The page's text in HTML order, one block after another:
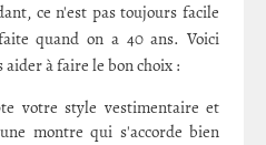
ce n'est pas toujours facile
quand on a 40 ans. Voici
à faire le bon choix :
votre style vestimentaire et
montre qui s'accorde bien